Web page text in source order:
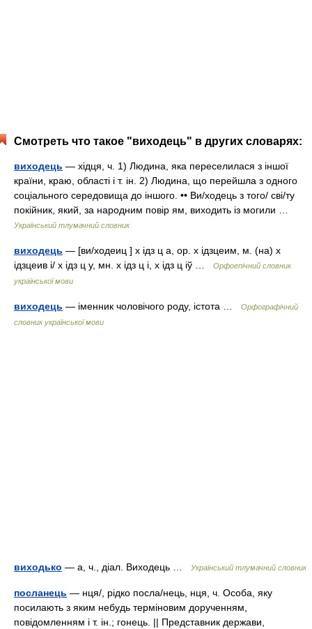
Смотреть что такое "виходець" в других словарях:
виходець — хідця, ч. 1) Людина, яка переселилася з іншої
країни, краю, області і т. ін. 2) Людина, що перейшла з одного
соціального середовища до іншого. •• Ви/ходець з того/ сві/ту
покійник, який, за народним повір ям, виходить із могили …
Український тлумачний словник
виходець — [ви/ходеиц ] х ідз ц а, ор. х ідзцеим, м. (на) х
ідзцеив і/ х ідз ц у, мн. х ідз ц і, х ідз ц іў …
Орфоепічний словник
української мови
виходець — іменник чоловічого роду, істота …
Орфографічний
словник української мови
виходько — а, ч., діал. Виходець … Український тлумачний словник
посланець — нця/, рідко посла/нець, нця, ч. Особа, яку
посилають з яким небудь терміновим дорученням,
повідомленням і т. ін.; гонець. || Представник держави,